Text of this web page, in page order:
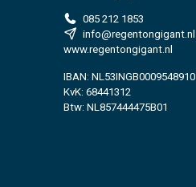
085 212 1853
info@regentongigant.nl
www.regentongigant.nl
IBAN: NL53INGB0009548910
KvK: 68441312
Btw: NL857444475B01